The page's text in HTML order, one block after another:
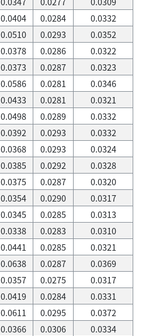
0.0404 0.0284
0.0332
0.0510 0.0293
0.0352
0.0378 0.0286
0.0322
0.0373 0.0287
0.0323
0.0586 0.0281
0.0346
0.0433 0.0281
0.0321
0.0498 0.0289
0.0332
0.0392 0.0293
0.0332
0.0368 0.0293
0.0324
0.0385 0.0292
0.0328
0.0375 0.0287
0.0320
0.0354 0.0290
0.0317
0.0345 0.0285
0.0313
0.0338 0.0283
0.0310
0.0441 0.0285
0.0321
0.0638 0.0287
0.0369
0.0357 0.0275
0.0317
0.0419 0.0284
0.0331
0.0611 0.0295
0.0372
0.0366 0.0306
0.0334